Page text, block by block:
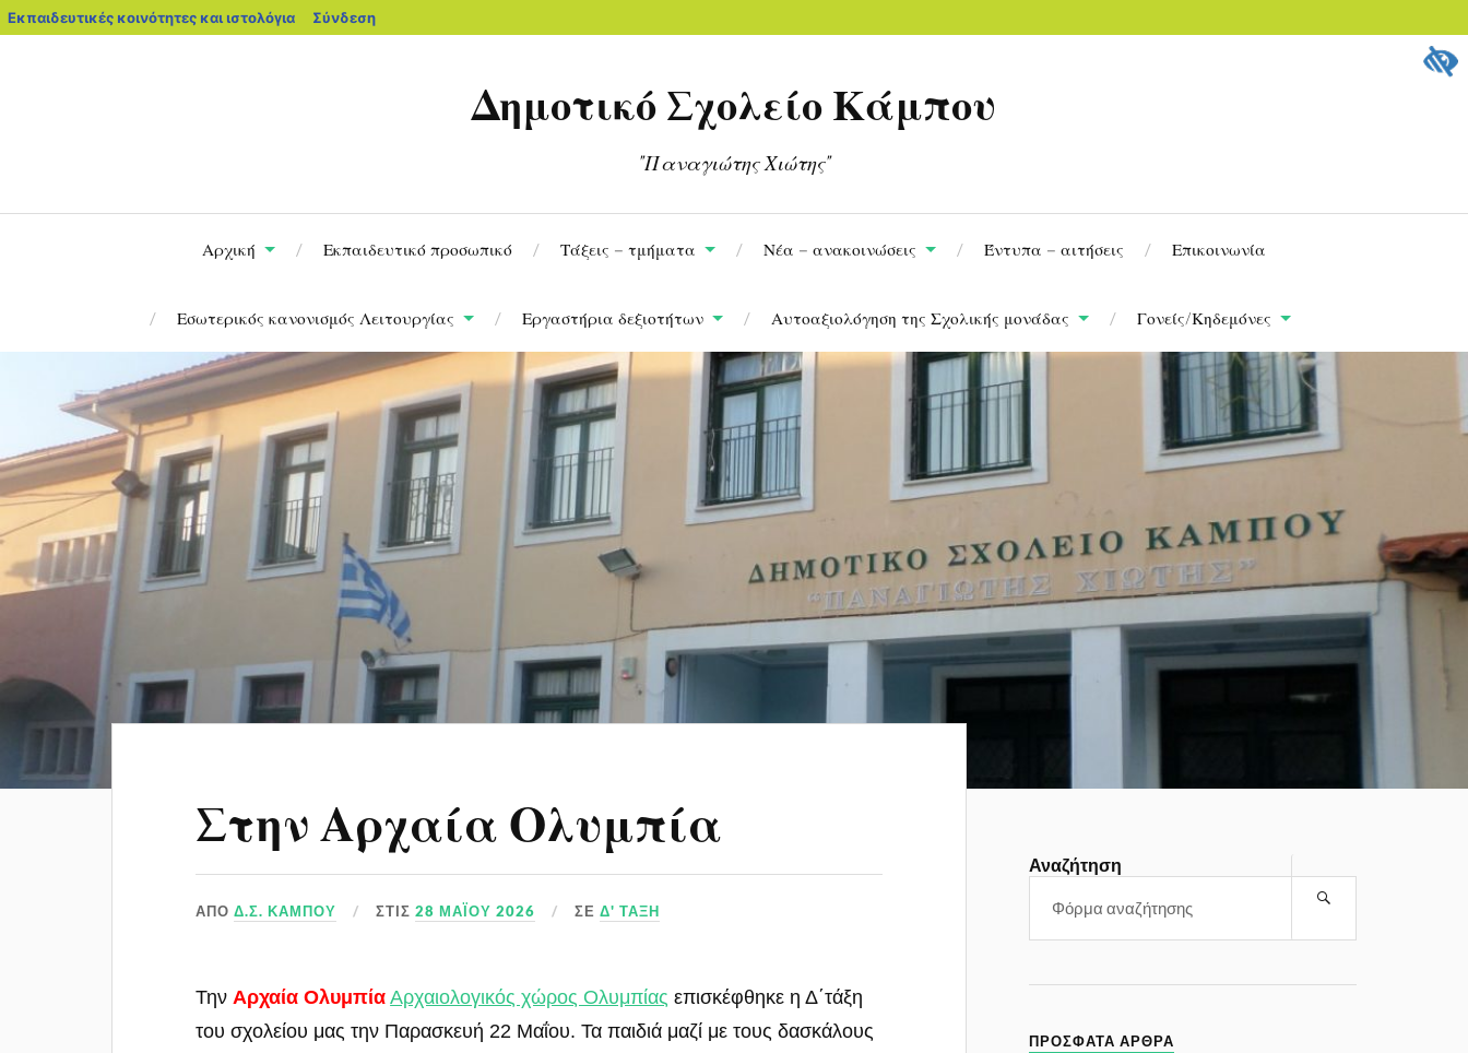
Εκπαιδευτικές κοινότητες και ιστολόγια Σύνδεση
Δημοτικό Σχολείο Κάμπου
"Παναγιώτης Χιώτης"
Αρχική Εκπαιδευτικό προσωπικό Τάξεις – τμήματα Νέα – ανακοινώσεις Έντυπα – αιτήσεις Επικοινωνία
Εσωτερικός κανονισμός Λειτουργίας Εργαστήρια δεξιοτήτων Αυτοαξιολόγηση της Σχολικής μονάδας Γονείς/Κηδεμόνες
Στην Αρχαία Ολυμπία
ΑΠΌΔ.Σ. ΚΆΜΠΟΥ ΣΤΙΣ28 ΜΑΪ́ΟΥ 2026 ΣΕΔ' ΤΆΞΗ
ΤηνΑρχαία Ολυμπία Αρχαιολογικός χώρος Ολυμπίας επισκέφθηκε η Δ΄τάξη
του σχολείου μας την Παρασκευή 22 Μαΐου. Τα παιδιά μαζί με τους δασκάλους
Αναζήτηση
ΠΡΌΣΦΑΤΑ ΆΡΘΡΑ